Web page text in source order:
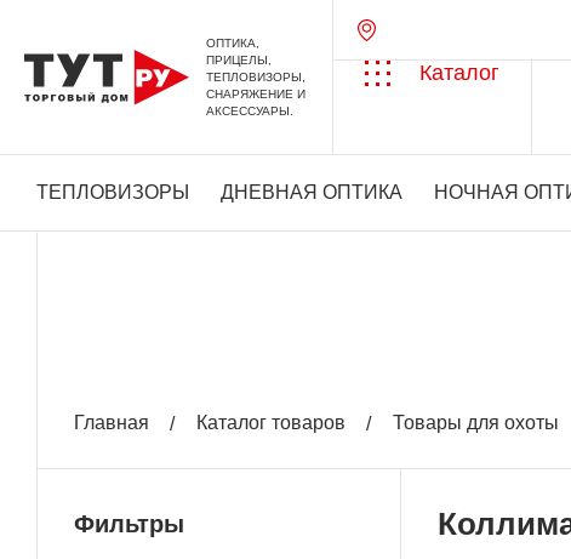
ОПТИКА,
ПРИЦЕЛЫ,
ТЕПЛОВИЗОРЫ,
СНАРЯЖЕНИЕ И
АКСЕССУАРЫ.
Каталог
ТЕПЛОВИЗОРЫ ДНЕВНАЯ ОПТИКА НОЧНАЯ
Главная Каталог товаров Товары для охоты
Фильтры